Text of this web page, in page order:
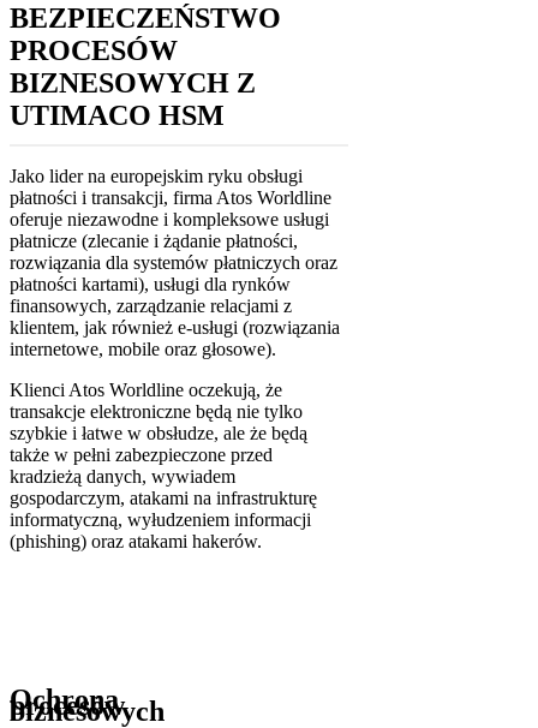
BEZPIECZEŃSTWO
PROCESÓW
BIZNESOWYCH Z
UTIMACO HSM
Jako lider na europejskim ryku obsługi
płatności i transakcji, firma Atos Worldline
oferuje niezawodne i kompleksowe usługi
płatnicze (zlecanie i żądanie płatności,
rozwiązania dla systemów płatniczych oraz
płatności kartami), usługi dla rynków
finansowych, zarządzanie relacjami z
klientem, jak również e-usługi (rozwiązania
internetowe, mobile oraz głosowe).
Klienci Atos Worldline oczekują, że
transakcje elektroniczne będą nie tylko
szybkie i łatwe w obsłudze, ale że będą
także w pełni zabezpieczone przed
kradzieżą danych, wywiadem
gospodarczym, atakami na infrastrukturę
informatyczną, wyłudzeniem informacji
(phishing) oraz atakami hakerów.
Ochrona
procesów
biznesowych